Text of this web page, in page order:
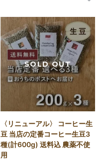
〈リニューアル〉 コーヒー生
豆 当店の定番コーヒー生豆3
種(計600g) 送料込 農薬不使
用